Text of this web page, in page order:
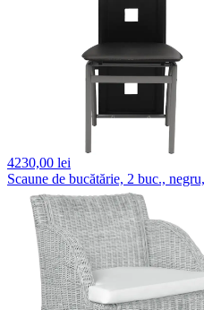
4230,00 lei
Scaune de bucătărie, 2 buc.,